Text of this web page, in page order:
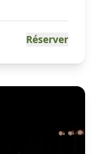
Réserver